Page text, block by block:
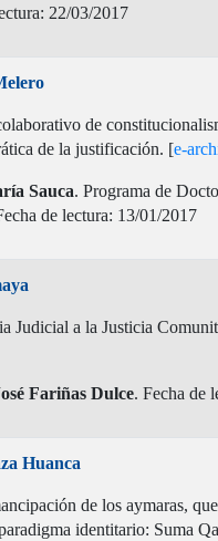
22/03/2017
de
de la justificación. [e-
Sauca. Programa de
de lectura: 13/01/2017
Judicial a la Justicia
Fariñas Dulce. Fecha de
Huanca
de los aymaras,
identitario: Suma